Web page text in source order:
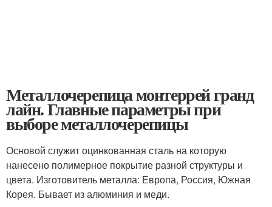
Металлочерепица монтеррей гранд
лайн. Главные параметры при
выборе металлочерепицы
Основой служит оцинкованная сталь на которую
нанесено полимерное покрытие разной структуры и
цвета. Изготовитель металла: Европа, Россия, Южная
Корея. Бывает из алюминия и меди.